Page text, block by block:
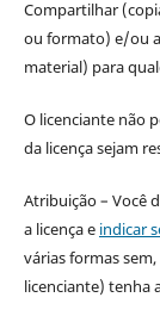
Compartilhar
ou formato) e/ou
material) para
O licenciante não
da licença sejam
Atribuição – Você
a licença e indicar
várias formas
licenciante) tenha